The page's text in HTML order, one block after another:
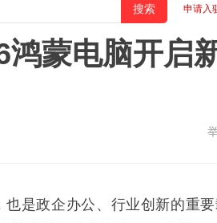
申请入
鸿蒙电脑开启
是政企办公、行业创新的重要